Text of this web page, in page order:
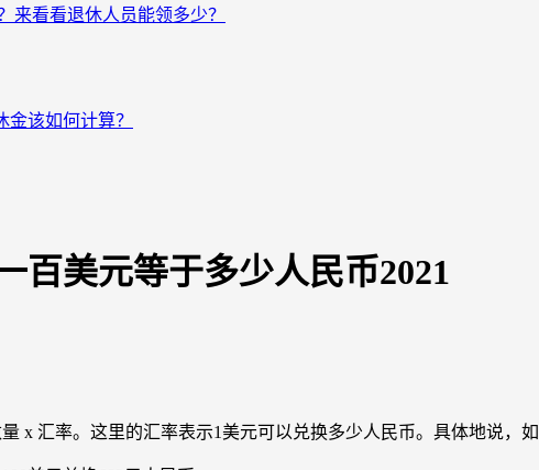
来看看退休人员能领多少？
该如何计算？
百美元等于多少人民币2021
x 汇率。这里的汇率表示1美元可以兑换多少人民币。具体地说，